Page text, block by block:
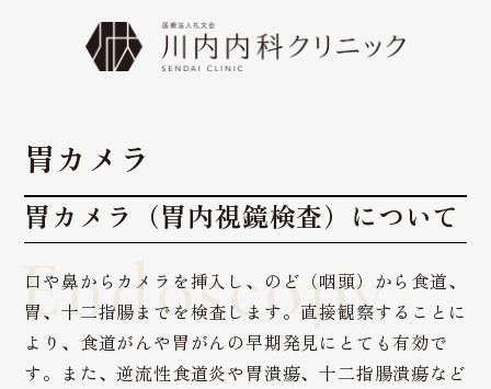
Endoscopy
胃カメラ
胃カメラ（胃内視鏡検査）について
口や鼻からカメラを挿入し、のど（咽頭）から食道、
胃、十二指腸までを検査します。直接観察することに
より、食道がんや胃がんの早期発見にとても有効で
す。また、逆流性食道炎や胃潰瘍、十二指腸潰瘍など